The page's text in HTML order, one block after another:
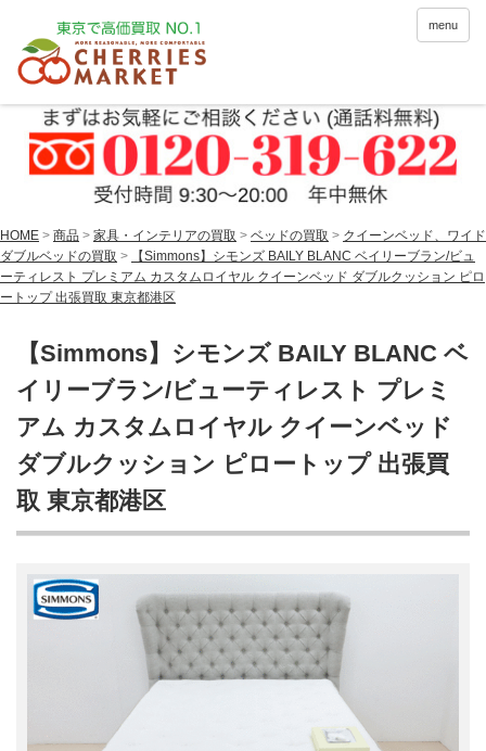
menu
HOME > 商品 > 家具・インテリアの買取 > ベッドの買取 > クイーンベッド、ワイド
ダブルベッドの買取 >
【Simmons】シモンズ BAILY BLANC ベイリーブラン/ビュ
ーティレスト プレミアム カスタムロイヤル クイーンベッド ダブルクッション ピロ
ートップ 出張買取 東京都港区
【Simmons】シモンズ BAILY BLANC ベ
イリーブラン/ビューティレスト プレミ
アム カスタムロイヤル クイーンベッド
ダブルクッション ピロートップ 出張買
取 東京都港区